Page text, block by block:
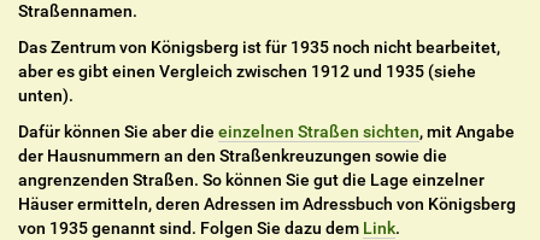
Straßennamen.
Das Zentrum von Königsberg ist für 1935 noch nicht bearbeitet,
aber es gibt einen Vergleich zwischen 1912 und 1935 (siehe
unten).
Dafür können Sie aber die einzelnen Straßen sichten, mit Angabe
der Hausnummern an den Straßenkreuzungen sowie die
angrenzenden Straßen. So können Sie gut die Lage einzelner
Häuser ermitteln, deren Adressen im Adressbuch von Königsberg
von 1935 genannt sind. Folgen Sie dazu dem Link.